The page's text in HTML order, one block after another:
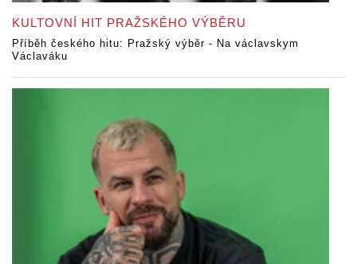
KULTOVNÍ HIT PRAŽSKÉHO VÝBĚRU
Příběh českého hitu: Pražský výběr - Na václavskym
Václaváku